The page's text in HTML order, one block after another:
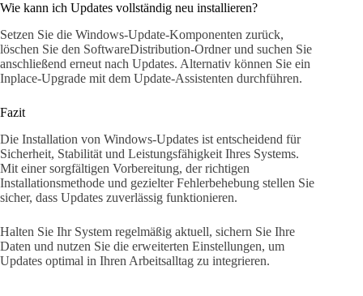
Wie kann ich Updates vollständig neu installieren?
Setzen Sie die Windows-Update-Komponenten zurück,
löschen Sie den SoftwareDistribution-Ordner und suchen Sie
anschließend erneut nach Updates. Alternativ können Sie ein
Inplace-Upgrade mit dem Update-Assistenten durchführen.
Fazit
Die Installation von Windows-Updates ist entscheidend für
Sicherheit, Stabilität und Leistungsfähigkeit Ihres Systems.
Mit einer sorgfältigen Vorbereitung, der richtigen
Installationsmethode und gezielter Fehlerbehebung stellen Sie
sicher, dass Updates zuverlässig funktionieren.
Halten Sie Ihr System regelmäßig aktuell, sichern Sie Ihre
Daten und nutzen Sie die erweiterten Einstellungen, um
Updates optimal in Ihren Arbeitsalltag zu integrieren.